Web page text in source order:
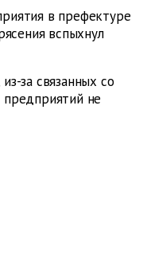
в префектуре
вспыхнул
за связанных со
не